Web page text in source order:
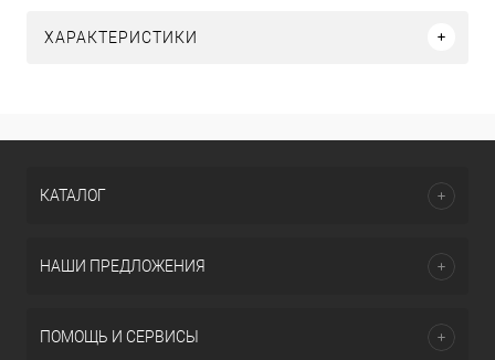
ХАРАКТЕРИСТИКИ
КАТАЛОГ
НАШИ ПРЕДЛОЖЕНИЯ
ПОМОЩЬ И СЕРВИСЫ